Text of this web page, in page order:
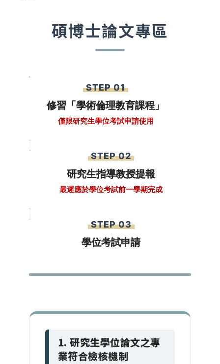
碩博士論文專區
STEP 01
修習「學術倫理教育課程」
僅限研究生學位考試申請使用
STEP 02
研究生指導教授提報
最遲應於學位考試前一學期完成
STEP 03
學位考試申請
1. 研究生學位論文之專
業符合檢核機制